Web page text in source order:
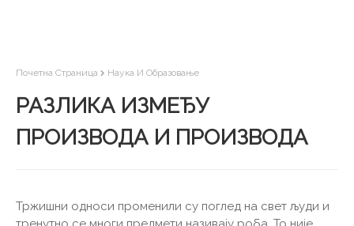
Почетна Страница Наука И Образовање
РАЗЛИКА ИЗМЕЂУ
ПРОИЗВОДА И ПРОИЗВОДА
Тржишни односи променили су поглед на свет људи и